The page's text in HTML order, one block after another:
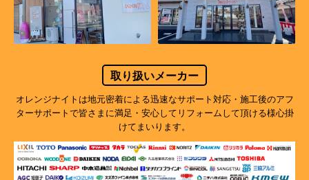
取り扱いメーカー
オレンジナイトは地元密着による迅速なサポート対応・施工後のアフ
ターサポートで皆さまに満足・安心してリフォームして頂ける様心掛
けてまいります。